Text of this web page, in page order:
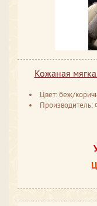
Кожаная
Цвет: беж/
Производитель: